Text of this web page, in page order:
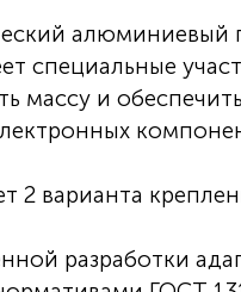
алюминиевый
специальные
массу и
2 варианта
разработки